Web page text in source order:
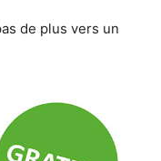
de plus vers un